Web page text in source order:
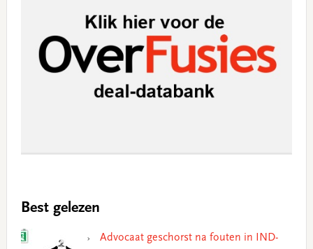
Best gelezen
Advocaat geschorst na fouten in IND-